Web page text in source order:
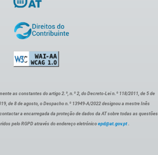
as constantes do artigo 2.º, n.º 2, do Decreto-Lei n.º 118/2011, de 5 de
de 8 de agosto, o Despacho n.º 13949-A/2022 designou a mestre Inês
a encarregada da proteção de dados da AT sobre todas as questões
pelo RGPD através do endereço eletrónico epd@at.gov.pt .